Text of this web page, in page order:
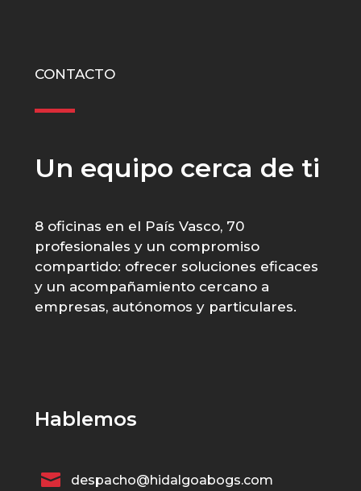
CONTACTO
Un equipo cerca de ti
8 oficinas en el País Vasco, 70
profesionales y un compromiso
compartido: ofrecer soluciones eficaces
y un acompañamiento cercano a
empresas, autónomos y particulares.
Hablemos
 despacho@hidalgoabogs.com